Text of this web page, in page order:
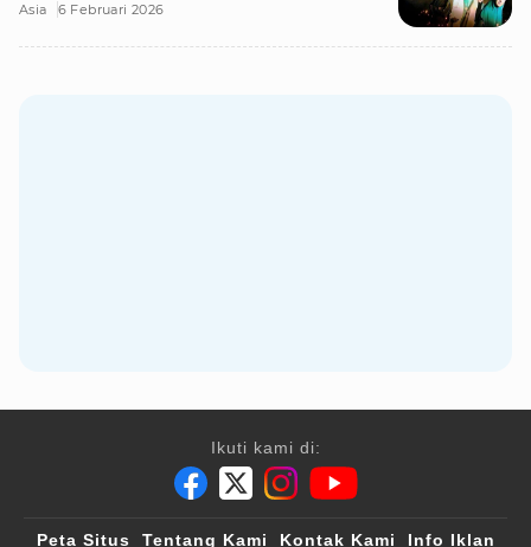
Asia 6 Februari 2026
Ikuti kami di:
Peta Situs Tentang Kami Kontak Kami
Info Iklan